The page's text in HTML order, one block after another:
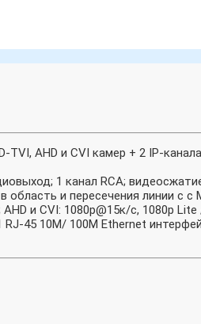
TVI, AHD и CVI камер + 2 IP-
1 канал RCA;
и пересечения линии c c
и CVI: 1080p@15к/с, 1080p
45 10M/ 100M Ethernet